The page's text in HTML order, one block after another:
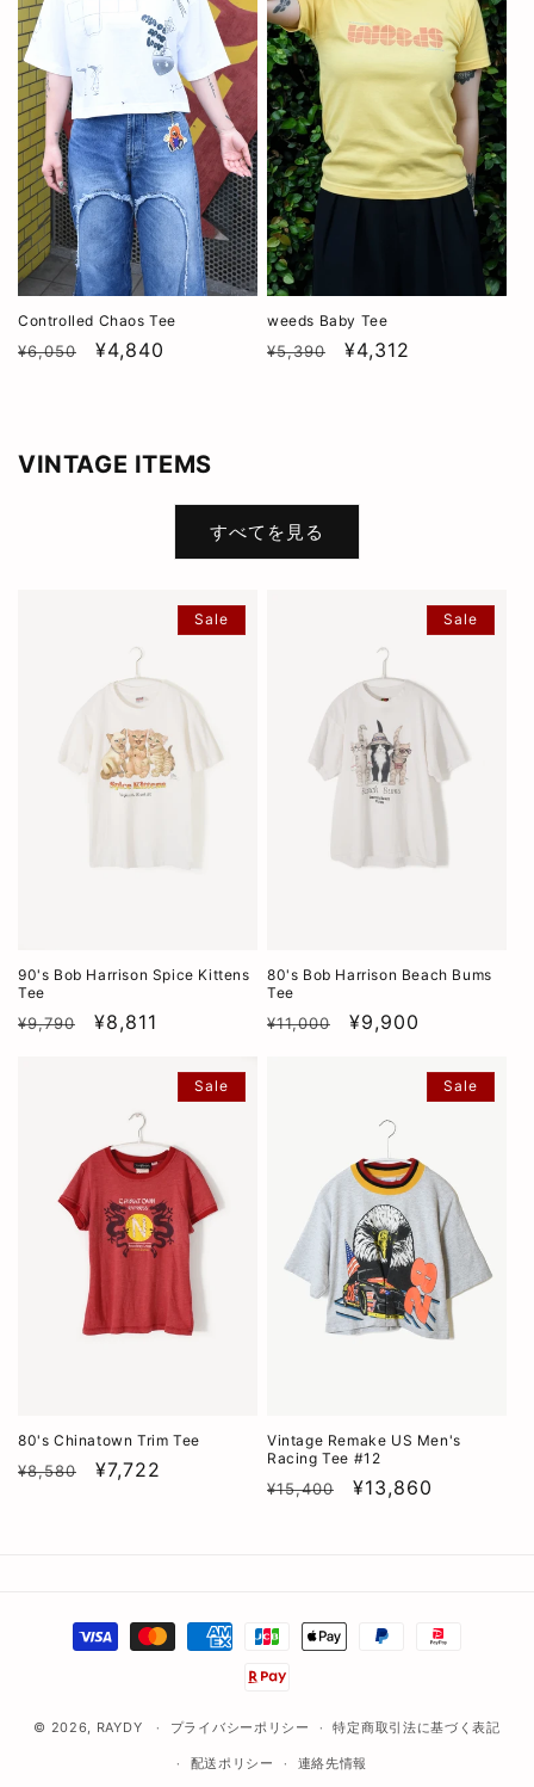
Controlled Chaos Tee
通
¥6,050 SALE
¥4,840
weeds Baby Tee
通
¥5,390 SALE
¥4,312
VINTAGE ITEMS
すべてを見る
Sale
90's Bob Harrison Spice Kittens
Tee
通
¥9,790 SALE
¥8,811
Sale
80's Bob Harrison Beach Bums
Tee
通
¥11,000 SALE
¥9,900
Sale
80's Chinatown Trim Tee
通
¥8,580 SALE
¥7,722
Sale
Vintage Remake US Men's
Racing Tee #12
通
¥15,400 SALE
¥13,860
法
© 2026, RAYDY プライバシーポリシー 特定商取引法に基づく表記
配送ポリシー 連絡先情報